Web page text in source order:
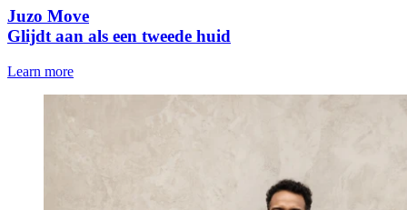
Juzo Move
Glijdt aan als een tweede huid
Learn more